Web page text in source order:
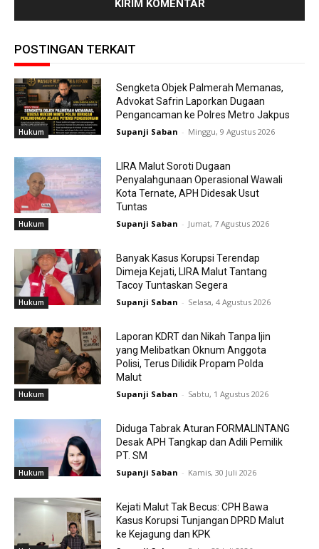
POSTINGAN TERKAIT
Hukum
Sengketa Objek Palmerah Memanas,
Advokat Safrin Laporkan Dugaan
Pengancaman ke Polres Metro Jakpus
Supanji Saban - Minggu, 9 Agustus 2026
Hukum
LIRA Malut Soroti Dugaan
Penyalahgunaan Operasional Wawali
Kota Ternate, APH Didesak Usut
Tuntas
Supanji Saban - Jumat, 7 Agustus 2026
Hukum
Banyak Kasus Korupsi Terendap
Dimeja Kejati, LIRA Malut Tantang
Tacoy Tuntaskan Segera
Supanji Saban - Selasa, 4 Agustus 2026
Hukum
Laporan KDRT dan Nikah Tanpa Ijin
yang Melibatkan Oknum Anggota
Polisi, Terus Dilidik Propam Polda
Malut
Supanji Saban - Sabtu, 1 Agustus 2026
Hukum
Diduga Tabrak Aturan FORMALINTANG
Desak APH Tangkap dan Adili Pemilik
PT. SM
Supanji Saban - Kamis, 30 Juli 2026
Kejati Malut Tak Becus: CPH Bawa
Kasus Korupsi Tunjangan DPRD Malut
ke Kejagung dan KPK